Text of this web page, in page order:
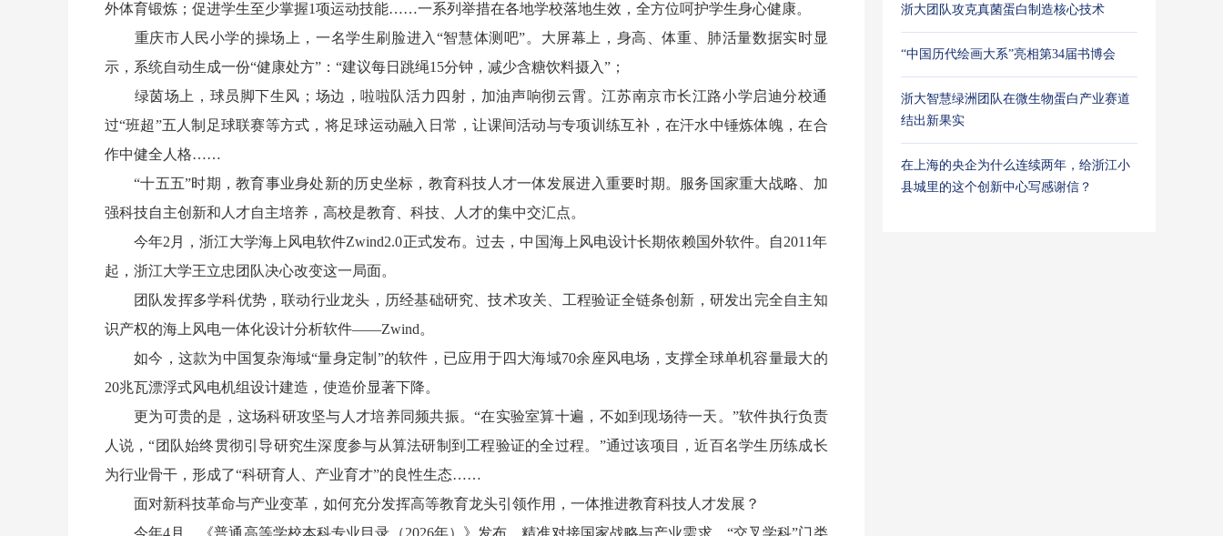
外体育锻炼；促进学生至少掌握1项运动技能……一系列举措在各地学校落地生效，全方位呵护学生身心健康。
重庆市人民小学的操场上，一名学生刷脸进入“智慧体测吧”。大屏幕上，身高、体重、肺活量数据实时显
示，系统自动生成一份“健康处方”：“建议每日跳绳15分钟，减少含糖饮料摄入”；
绿茵场上，球员脚下生风；场边，啦啦队活力四射，加油声响彻云霄。江苏南京市长江路小学启迪分校通
过“班超”五人制足球联赛等方式，将足球运动融入日常，让课间活动与专项训练互补，在汗水中锤炼体魄，在合
作中健全人格……
“十五五”时期，教育事业身处新的历史坐标，教育科技人才一体发展进入重要时期。服务国家重大战略、加
强科技自主创新和人才自主培养，高校是教育、科技、人才的集中交汇点。
今年2月，浙江大学海上风电软件Zwind2.0正式发布。过去，中国海上风电设计长期依赖国外软件。自2011年
起，浙江大学王立忠团队决心改变这一局面。
团队发挥多学科优势，联动行业龙头，历经基础研究、技术攻关、工程验证全链条创新，研发出完全自主知
识产权的海上风电一体化设计分析软件——Zwind。
如今，这款为中国复杂海域“量身定制”的软件，已应用于四大海域70余座风电场，支撑全球单机容量最大的
20兆瓦漂浮式风电机组设计建造，使造价显著下降。
更为可贵的是，这场科研攻坚与人才培养同频共振。“在实验室算十遍，不如到现场待一天。”软件执行负责
人说，“团队始终贯彻引导研究生深度参与从算法研制到工程验证的全过程。”通过该项目，近百名学生历练成长
为行业骨干，形成了“科研育人、产业育才”的良性生态……
面对新科技革命与产业变革，如何充分发挥高等教育龙头引领作用，一体推进教育科技人才发展？
今年4月，《普通高等学校本科专业目录（2026年）》发布，精准对接国家战略与产业需求。“交叉学科”门类
浙大团队攻克真菌蛋白制造核心技术
“中国历代绘画大系”亮相第34届书博会
浙大智慧绿洲团队在微生物蛋白产业赛道
结出新果实
在上海的央企为什么连续两年，给浙江小
县城里的这个创新中心写感谢信？